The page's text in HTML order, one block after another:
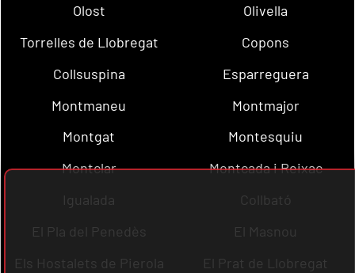
Olost
Olivella
Torrelles de Llobregat
Copons
Collsuspina
Esparreguera
Montmaneu
Montmajor
Montgat
Montesquiu
Montclar
Montcada i Reixac
Igualada
Collbató
El Pla del Penedès
El Masnou
Els Hostalets de Pierola
El Prat de Llobregat